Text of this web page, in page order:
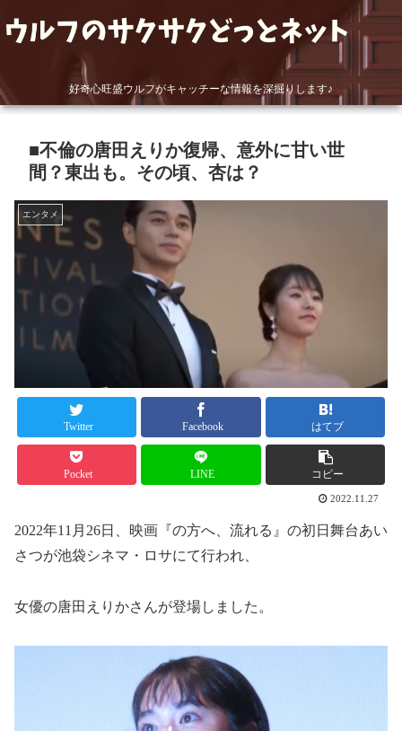
好奇心旺盛ウルフがキャッチーな情報を深掘りします♪
■不倫の唐田えりか復帰、意外に甘い世
間？東出も。その頃、杏は？
エンタメ
Twitter Facebook はてブ
Pocket LINE コピー
2022.11.27
2022年11月26日、映画『の方へ、流れる』の初日舞台あい
さつが池袋シネマ・ロサにて行われ、
女優の唐田えりかさんが登場しました。